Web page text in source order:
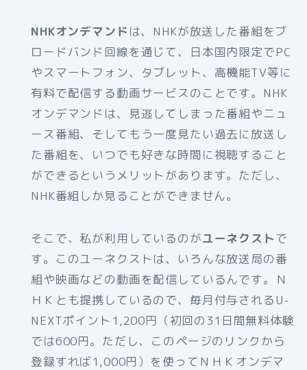
NHKオンデマンド は、NHKが放送した番組をブ
ロードバンド回線を通じて、日本国内限定でPC
やスマートフォン、タブレット、高機能TV等に
有料で配信する動画サービスのことです。NHK
オンデマンドは、見逃してしまった番組やニュ
ース番組、そしてもう一度見たい過去に放送し
た番組を、いつでも好きな時間に視聴すること
ができるというメリットがあります。ただし、
NHK番組しか見ることができません。
そこで、私が利用しているのがユーネクストで
す。このユーネクストは、いろんな放送局の番
組や映画などの動画を配信しているんです。Ｎ
ＨＫとも提携しているので、毎月付与されるU-
NEXTポイント1,200円（初回の31日間無料体験
では600円。ただし、このページのリンクから
登録すれば1,000円）を使ってＮＨＫオンデマ